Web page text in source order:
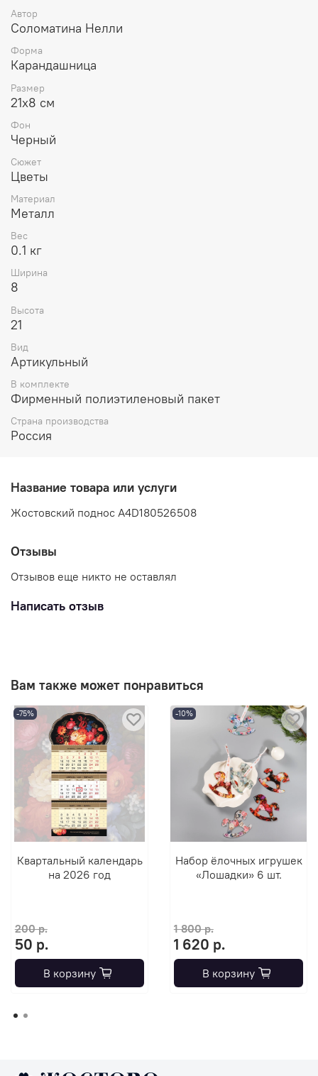
Автор
Соломатина Нелли
Форма
Карандашница
Размер
21х8 см
Фон
Черный
Сюжет
Цветы
Материал
Металл
Вес
0.1 кг
Ширина
8
Высота
21
Вид
Артикульный
В комплекте
Фирменный полиэтиленовый пакет
Страна производства
Россия
Название товара или услуги
Жостовский поднос A4D180526508
Отзывы
Отзывов еще никто не оставлял
Написать отзыв
Вам также может понравиться
-75%
Квартальный календарь
на 2026 год
200 р.
50 р.
В корзину
-10%
Набор ёлочных игрушек
«Лошадки» 6 шт.
1 800 р.
1 620 р.
В корзину